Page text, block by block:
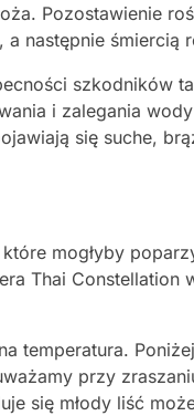
Pozostawienie
następnie śmiercią
szkodników
i zalegania
się suche,
mogłyby
Thai Constellation
temperatura.
przy
się młody liść